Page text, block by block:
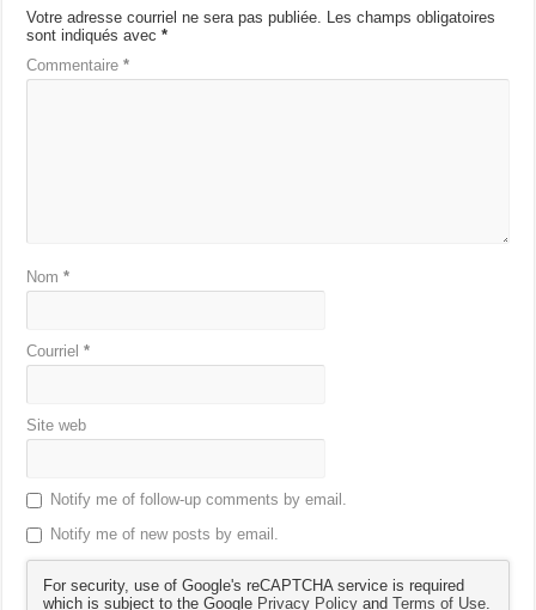
Votre adresse courriel ne sera pas publiée.
Les champs obligatoires
sont indiqués avec*
Commentaire*
Nom*
Courriel*
Site web
Notify me of follow-up comments by email.
Notify me of new posts by email.
For security, use of Google's reCAPTCHA service is required
which is subject to the Google Privacy Policy andTerms of Use